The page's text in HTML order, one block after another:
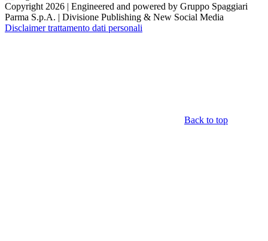
Copyright 2026 | Engineered and powered by Gruppo Spaggiari
Parma S.p.A. | Divisione Publishing & New Social Media
Disclaimer trattamento dati personali
Back to top